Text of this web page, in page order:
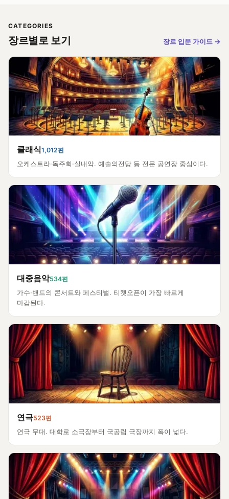
CATEGORIES
장르별로 보기 장르 입문 가이드 →
클래식1,012편
오케스트라·독주회·실내악. 예술의전당 등 전문 공연장 중심이다.
대중음악534편
가수·밴드의 콘서트와 페스티벌. 티켓오픈이 가장 빠르게
마감된다.
연극523편
연극 무대. 대학로 소극장부터 국공립 극장까지 폭이 넓다.